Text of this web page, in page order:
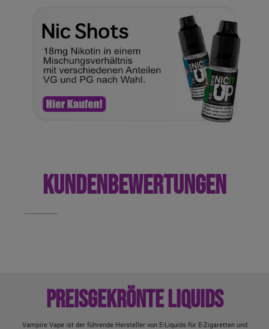
KUNDENBEWERTUNGEN
Preisgekrönte Liquids
Vampire Vape ist der führende Hersteller von E-Liquids für E-Zigaretten und